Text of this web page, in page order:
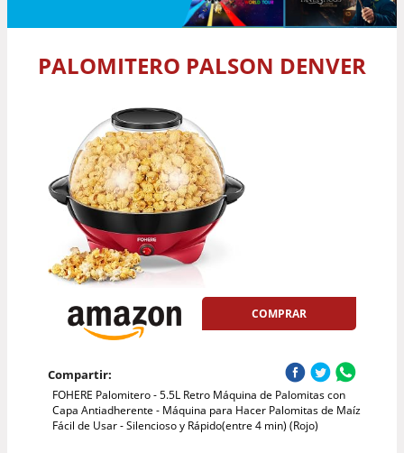
PALOMITERO PALSON DENVER
COMPRAR
Compartir:
FOHERE Palomitero - 5.5L Retro Máquina de Palomitas con
Capa Antiadherente - Máquina para Hacer Palomitas de Maíz
Fácil de Usar - Silencioso y Rápido(entre 4 min) (Rojo)